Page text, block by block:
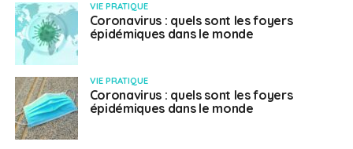
VIE PRATIQUE
Coronavirus : quels sont les foyers
épidémiques dans le monde
VIE PRATIQUE
Coronavirus : quels sont les foyers
épidémiques dans le monde